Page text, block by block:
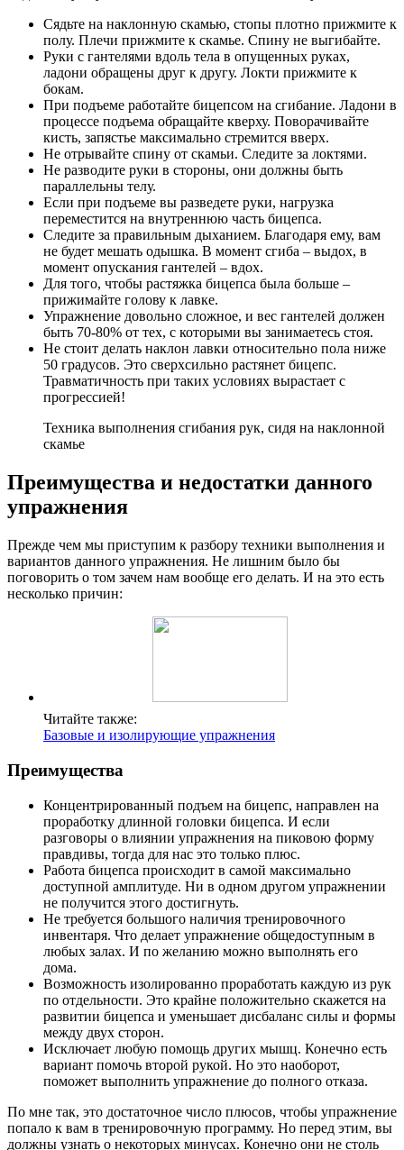
Сядьте на наклонную скамью, стопы плотно прижмите к
полу. Плечи прижмите к скамье. Спину не выгибайте.
Руки с гантелями вдоль тела в опущенных руках,
ладони обращены друг к другу. Локти прижмите к
бокам.
При подъеме работайте бицепсом на сгибание. Ладони в
процессе подъема обращайте кверху. Поворачивайте
кисть, запястье максимально стремится вверх.
Не отрывайте спину от скамьи. Следите за локтями.
Не разводите руки в стороны, они должны быть
параллельны телу.
Если при подъеме вы разведете руки, нагрузка
переместится на внутреннюю часть бицепса.
Следите за правильным дыханием. Благодаря ему, вам
не будет мешать одышка. В момент сгиба – выдох, в
момент опускания гантелей – вдох.
Для того, чтобы растяжка бицепса была больше –
прижимайте голову к лавке.
Упражнение довольно сложное, и вес гантелей должен
быть 70-80% от тех, с которыми вы занимаетесь стоя.
Не стоит делать наклон лавки относительно пола ниже
50 градусов. Это сверхсильно растянет бицепс.
Травматичность при таких условиях вырастает с
прогрессией!
Техника выполнения сгибания рук, сидя на наклонной
скамье
Преимущества и недостатки данного
упражнения
Прежде чем мы приступим к разбору техники выполнения и
вариантов данного упражнения. Не лишним было бы
поговорить о том зачем нам вообще его делать. И на это есть
несколько причин:
Читайте также:
Базовые и изолирующие упражнения
Преимущества
Концентрированный подъем на бицепс, направлен на
проработку длинной головки бицепса. И если
разговоры о влиянии упражнения на пиковою форму
правдивы, тогда для нас это только плюс.
Работа бицепса происходит в самой максимально
доступной амплитуде. Ни в одном другом упражнении
не получится этого достигнуть.
Не требуется большого наличия тренировочного
инвентаря. Что делает упражнение общедоступным в
любых залах. И по желанию можно выполнять его
дома.
Возможность изолированно проработать каждую из рук
по отдельности. Это крайне положительно скажется на
развитии бицепса и уменьшает дисбаланс силы и формы
между двух сторон.
Исключает любую помощь других мышц. Конечно есть
вариант помочь второй рукой. Но это наоборот,
поможет выполнить упражнение до полного отказа.
По мне так, это достаточное число плюсов, чтобы упражнение
попало к вам в тренировочную программу. Но перед этим, вы
должны узнать о некоторых минусах. Конечно они не столь